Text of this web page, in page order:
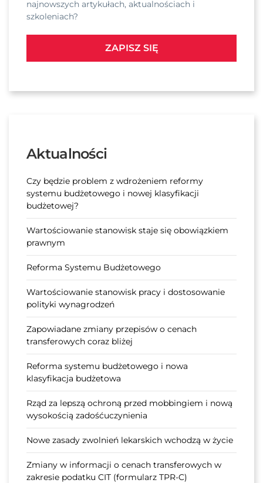
najnowszych artykułach, aktualnościach i
szkoleniach?
ZAPISZ SIĘ
Aktualności
Czy będzie problem z wdrożeniem reformy
systemu budżetowego i nowej klasyfikacji
budżetowej?
Wartościowanie stanowisk staje się obowiązkiem
prawnym
Reforma Systemu Budżetowego
Wartościowanie stanowisk pracy i dostosowanie
polityki wynagrodzeń
Zapowiadane zmiany przepisów o cenach
transferowych coraz bliżej
Reforma systemu budżetowego i nowa
klasyfikacja budżetowa
Rząd za lepszą ochroną przed mobbingiem i nową
wysokością zadośćuczynienia
Nowe zasady zwolnień lekarskich wchodzą w życie
Zmiany w informacji o cenach transferowych w
zakresie podatku CIT (formularz TPR-C)